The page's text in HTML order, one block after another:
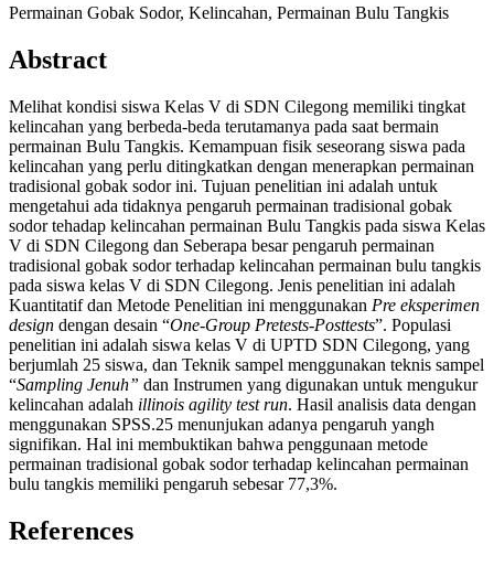
Permainan Gobak Sodor, Kelincahan, Permainan Bulu Tangkis
Abstract
Melihat kondisi siswa Kelas V di SDN Cilegong memiliki tingkat
kelincahan yang berbeda-beda terutamanya pada saat bermain
permainan Bulu Tangkis. Kemampuan fisik seseorang siswa pada
kelincahan yang perlu ditingkatkan dengan menerapkan permainan
tradisional gobak sodor ini. Tujuan penelitian ini adalah untuk
mengetahui ada tidaknya pengaruh permainan tradisional gobak
sodor tehadap kelincahan permainan Bulu Tangkis pada siswa Kelas
V di SDN Cilegong dan Seberapa besar pengaruh permainan
tradisional gobak sodor terhadap kelincahan permainan bulu tangkis
pada siswa kelas V di SDN Cilegong. Jenis penelitian ini adalah
Kuantitatif dan Metode Penelitian ini menggunakan Pre eksperimen
design dengan desain “One-Group Pretests-Posttests”. Populasi
penelitian ini adalah siswa kelas V di UPTD SDN Cilegong, yang
berjumlah 25 siswa, dan Teknik sampel menggunakan teknis sampel
“Sampling Jenuh” dan Instrumen yang digunakan untuk mengukur
kelincahan adalah illinois agility test run. Hasil analisis data dengan
menggunakan SPSS.25 menunjukan adanya pengaruh yangh
signifikan. Hal ini membuktikan bahwa penggunaan metode
permainan tradisional gobak sodor terhadap kelincahan permainan
bulu tangkis memiliki pengaruh sebesar 77,3%.
References